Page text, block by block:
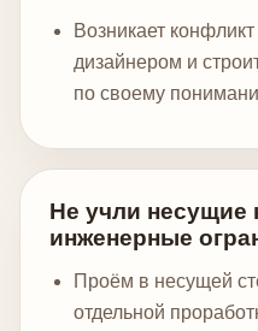
Возникает
дизайнером и
по своему
Не учли несущие
инженерные
Проём в несущей
отдельной